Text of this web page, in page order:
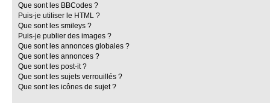
Que sont les BBCodes ?
Puis-je utiliser le HTML ?
Que sont les smileys ?
Puis-je publier des images ?
Que sont les annonces globales ?
Que sont les annonces ?
Que sont les post-it ?
Que sont les sujets verrouillés ?
Que sont les icônes de sujet ?